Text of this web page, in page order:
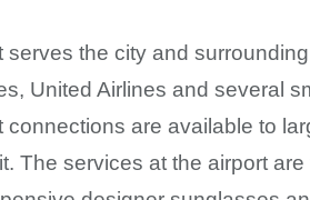
the city and
United Airlines and several
are available to
The services at the airport are